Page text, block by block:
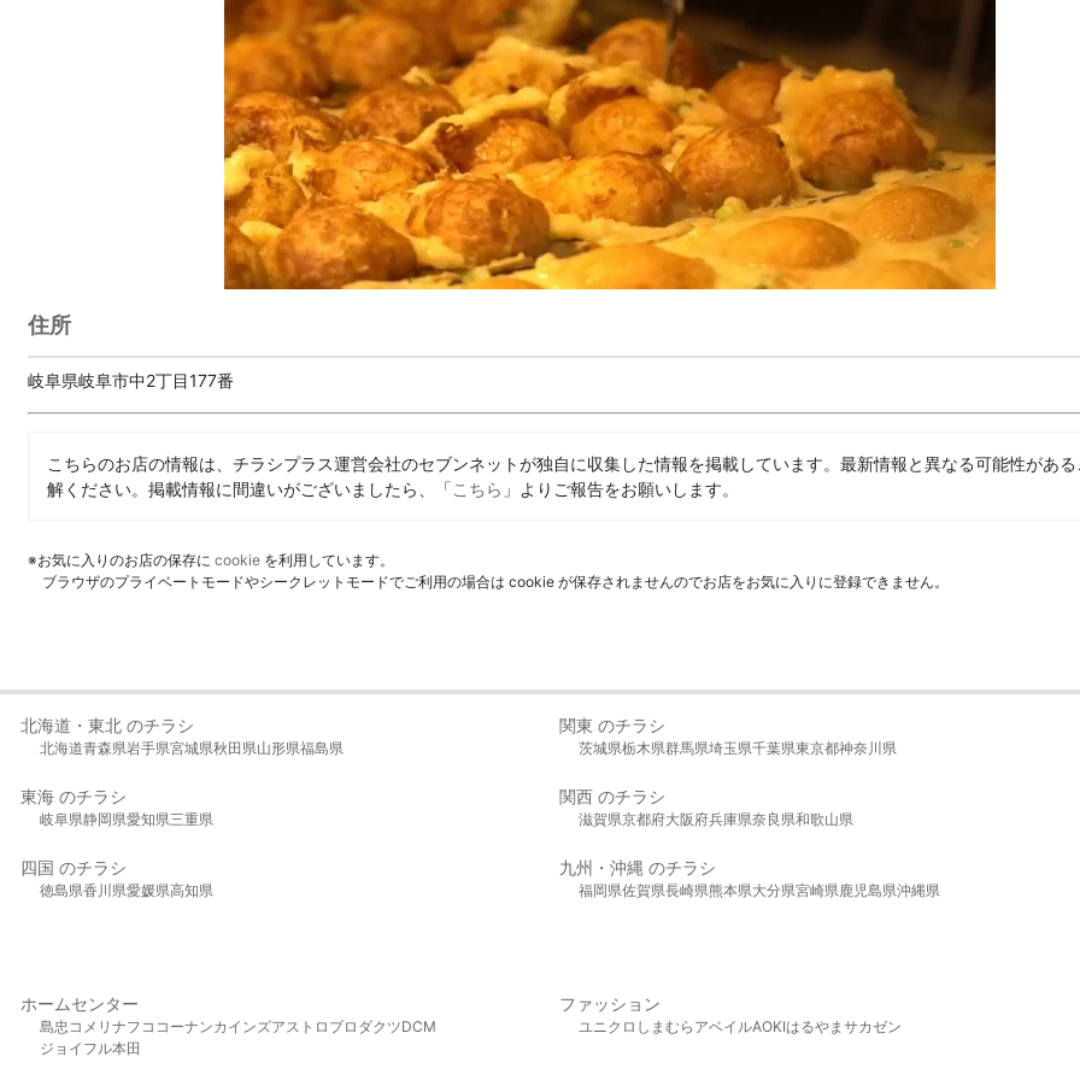
住所
岐阜県岐阜市中2丁目177番
こちらのお店の情報は、チラシプラス運営会社のセブンネットが独自に収集した情報を掲載しています。最新情報と異なる可能性があ
解ください。掲載情報に間違いがございましたら、「こちら 」よりご報告をお願いします。
※お気に入りのお店の保存に cookie を利用しています。
ブラウザのプライベートモードやシークレットモードでご利用の場合は cookie が保存されませんのでお店をお気に入りに登録できません。
北海道・東北 のチラシ
北海道青森県岩手県宮城県秋田県山形県福島県
関東 のチラシ
茨城県栃木県群馬県埼玉県千葉県東京都神奈川県
東海 のチラシ
岐阜県静岡県愛知県三重県
関西 のチラシ
滋賀県京都府大阪府兵庫県奈良県和歌山県
四国 のチラシ
徳島県香川県愛媛県高知県
九州・沖縄 のチラシ
福岡県佐賀県長崎県熊本県大分県宮崎県鹿児島県沖縄県
ホームセンター
島忠 コメリ ナフコ コーナンカインズアストロプロダクツDCM
ジョイフル本田
ファッション
ユニクロ しまむら アベイルAOKIはるやま サカゼン